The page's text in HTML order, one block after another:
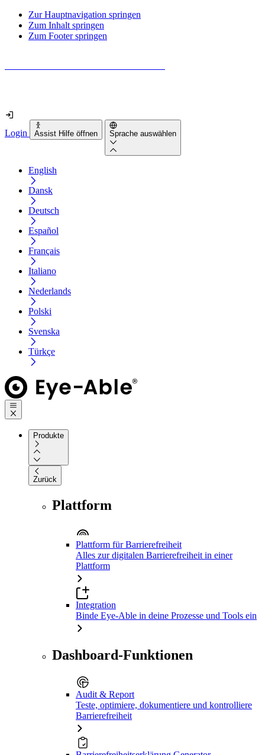
Zur Hauptnavigation springen
Zum Inhalt springen
Zum Footer springen
Login Assist Hilfe öffnen Sprache auswählen
English
Dansk
Deutsch
Español
Français
Italiano
Nederlands
Polski
Svenska
Türkçe
Produkte
Zurück
Plattform
Plattform für Barrierefreiheit
Alles zur digitalen Barrierefreiheit in einer
Plattform
Integration
Binde Eye-Able in deine Prozesse und Tools ein
Dashboard-Funktionen
Audit & Report
Teste, optimiere, dokumentiere und kontrolliere
Barrierefreiheit